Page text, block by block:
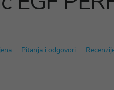
Pitanja i odgovori